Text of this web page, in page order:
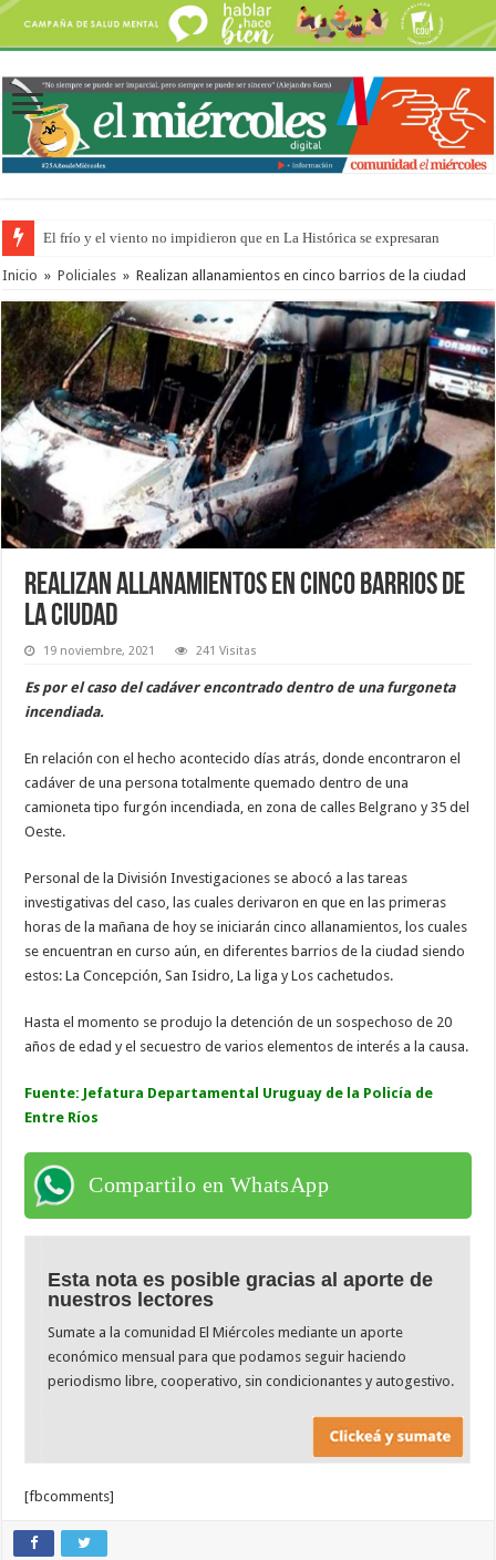
El frío y el viento no impidieron que en La Histórica se expresaran
OSER: Frigerio aseguró que mejoraron el servicio, redujeron el déficit en
Inicio » Policiales » Realizan allanamientos en cinco barrios de la ciudad
Realizan allanamientos en cinco barrios de
la ciudad
19 noviembre, 2021 241 Visitas
Es por el caso del cadáver encontrado dentro de una furgoneta
incendiada.
En relación con el hecho acontecido días atrás, donde encontraron el
cadáver de una persona totalmente quemado dentro de una
camioneta tipo furgón incendiada, en zona de calles Belgrano y 35 del
Oeste.
Personal de la División Investigaciones se abocó a las tareas
investigativas del caso, las cuales derivaron en que en las primeras
horas de la mañana de hoy se iniciarán cinco allanamientos, los cuales
se encuentran en curso aún, en diferentes barrios de la ciudad siendo
estos: La Concepción, San Isidro, La liga y Los cachetudos.
Hasta el momento se produjo la detención de un sospechoso de 20
años de edad y el secuestro de varios elementos de interés a la causa.
Fuente: Jefatura Departamental Uruguay de la Policía de
Entre Ríos
Compartilo en WhatsApp
Esta nota es posible gracias al aporte de
nuestros lectores
Sumate a la comunidad El Miércoles mediante un aporte
económico mensual para que podamos seguir haciendo
periodismo libre, cooperativo, sin condicionantes y autogestivo.
[fbcomments]